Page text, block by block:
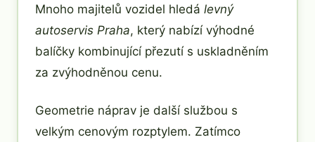
Mnoho majitelů vozidel hledá levný
autoservis Praha, který nabízí výhodné
balíčky kombinující přezutí s uskladněním
za zvýhodněnou cenu.
Geometrie náprav je další službou s
velkým cenovým rozptylem. Zatímco